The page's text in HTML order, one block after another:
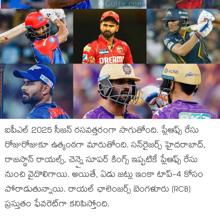
ఐపీఎల్ 2025 సీజన్ రసవత్తరంగా సాగుతోంది. ప్లేఆఫ్స్ రేసు
రోజురోజుకూ ఉత్కంఠగా మారుతోంది. సన్‌రైజర్స్ హైదరాబాద్,
రాజస్థాన్ రాయల్స్, చెన్నై సూపర్ కింగ్స్ ఇప్పటికే ప్లేఆఫ్స్ రేసు
నుంచి వైదొలిగాయి. అయితే, ఏడు జట్లు ఇంకా టాప్-4 కోసం
పోరాడుతున్నాయి. రాయల్ ఛాలెంజర్స్ బెంగళూరు (RCB)
ప్రస్తుతం ఫేవరెట్‌గా కనిపిస్తోంది.